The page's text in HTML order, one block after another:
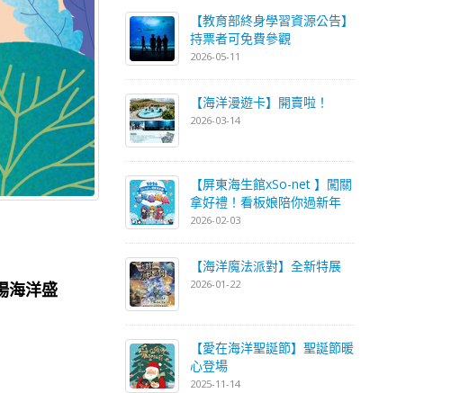
海洋盛
【教育部終身學習資源公告】
持票者可免費參觀
2026-05-11
【海洋漫遊卡】開賣啦！
2026-03-14
【屏東海生館xSo-net 】闖關
拿好禮！看板娘陪你過新年
2026-02-03
【海洋魔法派對】全新特展
2026-01-22
【愛在海洋聖誕節】聖誕節暖
心登場
2025-11-14